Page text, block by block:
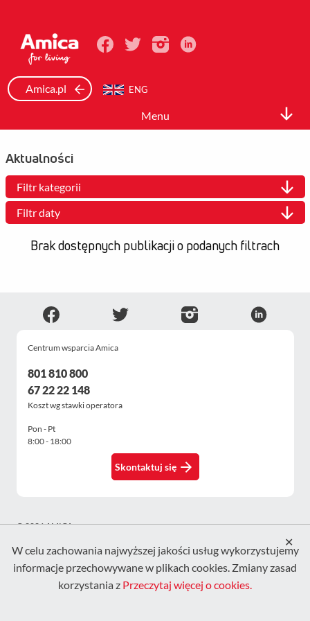
Amica.pl ENG
Menu
Spółka
Akcje i akcjonariat
Raporty
Aktualności
Filtr kategorii
Filtr daty
Brak dostępnych publikacji o podanych filtrach
Centrum wsparcia Amica
801 810 800
67 22 22 148
Koszt wg stawki operatora
Pon - Pt
8:00 - 18:00
Skontaktuj się
© 2026 AMICA
W celu zachowania najwyższej jakości usług wykorzystujemy
informacje przechowywane w plikach cookies. Zmiany zasad
korzystania z Przeczytaj więcej o cookies.
✕